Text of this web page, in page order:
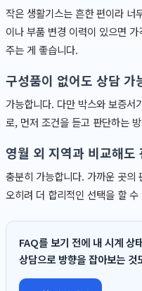
작은 생활기스는 흔한 편이라 너
이나 부품 변경 이력이 있으면
주는 게 좋습니다.
구성품이 없어도 상담 가
가능합니다. 다만 박스와 보증서
로, 먼저 조건을 듣고 판단하는
영월 외 지역과 비교해도
충분히 가능합니다. 가까운 곳의
오히려 더 합리적인 선택을 할 수
FAQ를 보기 전에 내 시계 상
상담으로 방향을 잡아보는 것